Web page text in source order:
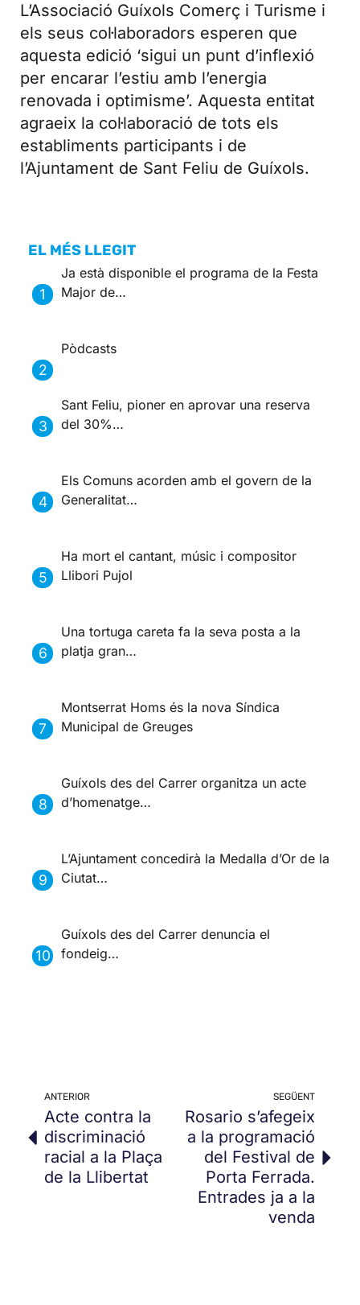
L’Associació Guíxols Comerç i Turisme i
els seus col·laboradors esperen que
aquesta edició ‘sigui un punt d’inflexió
per encarar l’estiu amb l’energia
renovada i optimisme’. Aquesta entitat
agraeix la col·laboració de tots els
establiments participants i de
l’Ajuntament de Sant Feliu de Guíxols.
EL MÉS LLEGIT
Ja està disponible el programa de la Festa
Major de…
Pòdcasts
Sant Feliu, pioner en aprovar una reserva
del 30%…
Els Comuns acorden amb el govern de la
Generalitat…
Ha mort el cantant, músic i compositor
Llibori Pujol
Una tortuga careta fa la seva posta a la
platja gran…
Montserrat Homs és la nova Síndica
Municipal de Greuges
Guíxols des del Carrer organitza un acte
d’homenatge…
L’Ajuntament concedirà la Medalla d’Or de la
Ciutat…
Guíxols des del Carrer denuncia el
fondeig…
ANTERIOR
Acte contra la
discriminació
racial a la Plaça
de la Llibertat
SEGÜENT
Rosario s’afegeix
a la programació
del Festival de
Porta Ferrada.
Entrades ja a la
venda